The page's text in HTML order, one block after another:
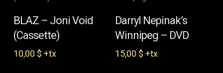
BLAZ – Joni Void
(Cassette)
10,00 $ +tx
Darryl Nepinak’s
Winnipeg – DVD
15,00 $ +tx